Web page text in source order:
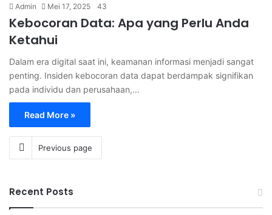
Admin Mei 17, 2025 43
Kebocoran Data: Apa yang Perlu Anda
Ketahui
Dalam era digital saat ini, keamanan informasi menjadi sangat
penting. Insiden kebocoran data dapat berdampak signifikan
pada individu dan perusahaan,…
Read More »
Previous page
Recent Posts